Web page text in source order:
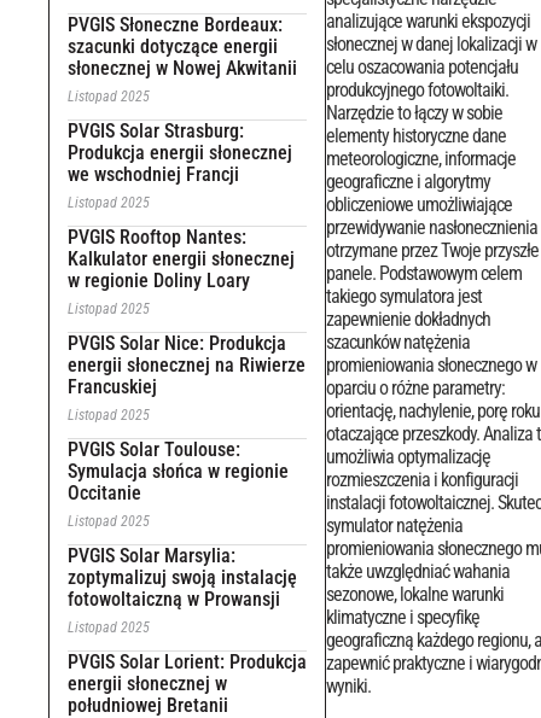
PVGIS Słoneczne Bordeaux:
szacunki dotyczące energii
słonecznej w Nowej Akwitanii
Listopad 2025
PVGIS Solar Strasburg:
Produkcja energii słonecznej
we wschodniej Francji
Listopad 2025
PVGIS Rooftop Nantes:
Kalkulator energii słonecznej
w regionie Doliny Loary
Listopad 2025
PVGIS Solar Nice: Produkcja
energii słonecznej na Riwierze
Francuskiej
Listopad 2025
PVGIS Solar Toulouse:
Symulacja słońca w regionie
Occitanie
Listopad 2025
PVGIS Solar Marsylia:
zoptymalizuj swoją instalację
fotowoltaiczną w Prowansji
Listopad 2025
PVGIS Solar Lorient: Produkcja
energii słonecznej w
południowej Bretanii
analizujące warunki ekspozycji
słonecznej w danej lokalizacji w
celu oszacowania potencjału
produkcyjnego fotowoltaiki.
Narzędzie to łączy w sobie
elementy historyczne dane
meteorologiczne, informacje
geograficzne i algorytmy
obliczeniowe umożliwiające
przewidywanie nasłonecznienia
otrzymane przez Twoje przyszłe
panele. Podstawowym celem
takiego symulatora jest
zapewnienie dokładnych
szacunków natężenia
promieniowania słonecznego w
oparciu o różne parametry:
orientację, nachylenie, porę
otaczające przeszkody. Analiza
umożliwia optymalizację
rozmieszczenia i konfiguracji
instalacji fotowoltaicznej.
symulator natężenia
promieniowania słonecznego
także uwzględniać wahania
sezonowe, lokalne warunki
klimatyczne i specyfikę
geograficzną każdego regionu,
zapewnić praktyczne i
wyniki.